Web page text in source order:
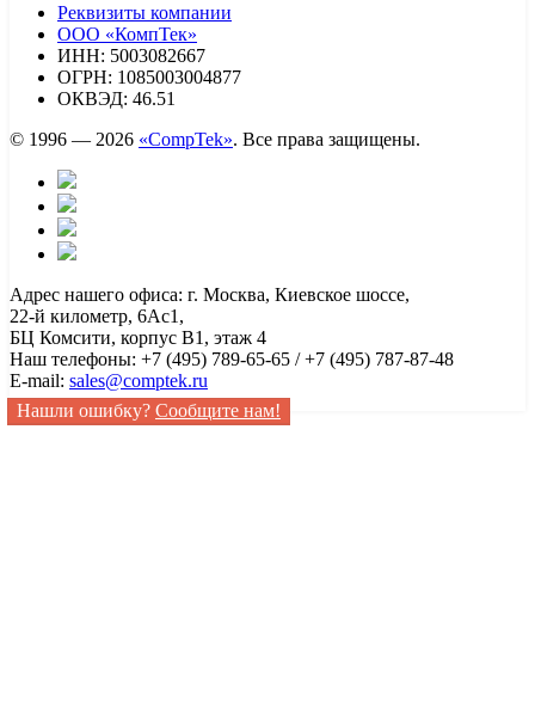
Реквизиты компании
ООО «КомпТек»
ИНН: 5003082667
ОГРН: 1085003004877
ОКВЭД: 46.51
© 1996 — 2026 «CompTek». Все права защищены.
Адрес нашего офиса: г. Москва, Киевское шоссе,
22-й километр, 6Ас1,
БЦ Комсити, корпус B1, этаж 4
Наш телефоны: +7 (495) 789-65-65 / +7 (495) 787-87-48
E-mail: sales@comptek.ru
Нашли ошибку? Сообщите нам!